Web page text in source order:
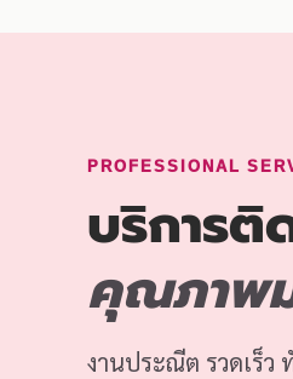
PROFESSIONAL
บริการติ
คุณภาพ
งานประณีต รวดเร็ว